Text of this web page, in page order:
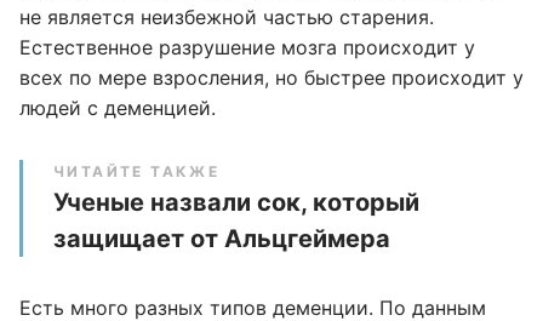
не является неизбежной частью старения.
Естественное разрушение мозга происходит у
всех по мере взросления, но быстрее происходит у
людей с деменцией.
ЧИТАЙТЕ ТАКЖЕ
Ученые назвали сок, который
защищает от Альцгеймера
Есть много разных типов деменции. По данным